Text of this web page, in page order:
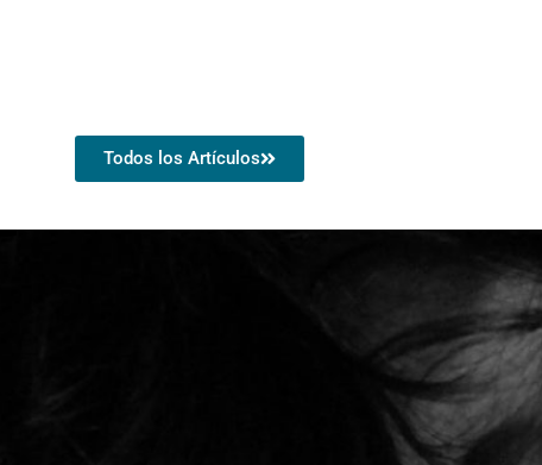
Todos los Artículos